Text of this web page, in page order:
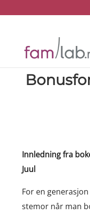
Innledning fra
Juul
For en
stemor når man